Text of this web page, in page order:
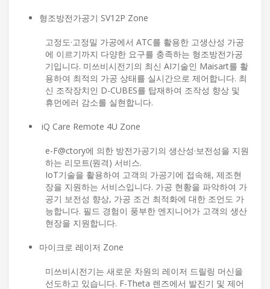
형조방전가공기 SV12P Zone
고정도·고정밀 가공에서 ATC를 활용한 고생산성 가공
에 이르기까지 다양한 요구를 충족하는 형조방전가공
기입니다. 미쓰비시전기의 최신 AI기술인 Maisart를 활
용하여 최적의 가공 상태를 실시간으로 제어합니다. 최
신 조작장치인 D-CUBES를 탑재하여 조작성 향상 및
휴먼에러 감소를 실현합니다.
iQ Care Remote 4U Zone
e-F@ctory에 의한 방전가공기의 생산성·보전성을 지원
하는 리모트(원격) 서비스.
IoT기술을 활용하여 고객의 가공기에 접속해, 제조현
장을 지원하는 서비스입니다. 가공 현황을 파악하여 가
공기 보전성 향상, 가공 조건 최적화에 대한 조언도 가
능합니다. 필드 경험이 풍부한 엔지니어가 고객의 생산
현장을 지원합니다.
마이크로 레이저 Zone
미쓰비시전기는 새로운 차원의 레이저 드릴링 머신을
선도하고 있습니다. F-Theta 렌즈에서 발진기 및 제어